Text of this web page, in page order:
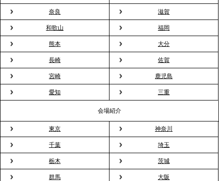
2026.3.20
NHK「ニュースウオッチ9」で、2ndTable「室内花
2026.3.16
プレスリリースのご案内｜2026年、春の親睦は「花
粉レス」な室内花見。福利厚生としても注目され
る、快適で新しいお花見体験
2026.3.5
プレスリリースのご案内｜「室内お花見」の法人利
用が前年比4倍に急増。オフィスに桜が届く福利厚生
奈良 滋賀
和歌山 福岡
熊本 大分
長崎 佐賀
宮崎 鹿児島
愛知 三重
会場紹介
東京 神奈川
千葉 埼玉
栃木 茨城
群馬 大阪